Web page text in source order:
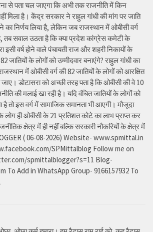
से पता चल जाएगा कि अभी तक राजनीति में किन
मिला है। केंद्र सरकार ने राहुल गांधी की मांग पर जाति
निर्णय लिया है, लेकिन जब राजस्थान में ओबीसी वर्ग
है, तब सवाल उठता है कि क्या प्रदेश कांग्रेस कमेटी के
इसी वर्ष होने वाले पंचायती राज और शहरी निकायों के
जातियों के लोगों को उम्मीदवार बनाएंगे? राहुल गांधी का
में ओबीसी वर्ग की 82 जातियों के लोगों को आरक्षित
जाए। डोटासरा को अच्छी तरह पता है कि ओबीसी की वे 10
की मलाई खा रही है। यदि वंचित जातियों के लोगों को
है तो इस वर्ग में सामाजिक समानता भी आएगी। मौजूदा
लोग ही ओबीसी के 21 प्रतिशत कोटे का लाभ प्राप्त कर
क्षेत्र में ही नहीं बल्कि सरकारी नौकरियों के क्षेत्र में
( 06-08-2026) Website- www.spmittal.in
SPMittalblog Follow me on
spmittalblogger?s=11 Blog-
To Add in WhatsApp Group- 9166157932 To